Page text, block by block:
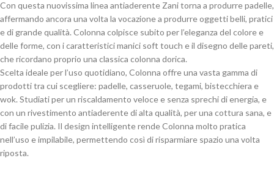
Con questa nuovissima linea antiaderente Zani torna a produrre padelle,
affermando ancora una volta la vocazione a produrre oggetti belli, pratici
e di grande qualità. Colonna colpisce subito per l’eleganza del colore e
delle forme, con i caratteristici manici soft touch e il disegno delle pareti,
che ricordano proprio una classica colonna dorica.
Scelta ideale per l’uso quotidiano, Colonna offre una vasta gamma di
prodotti tra cui scegliere: padelle, casseruole, tegami, bistecchiera e
wok. Studiati per un riscaldamento veloce e senza sprechi di energia, e
con un rivestimento antiaderente di alta qualità, per una cottura sana, e
di facile pulizia. Il design intelligente rende Colonna molto pratica
nell’uso e impilabile, permettendo così di risparmiare spazio una volta
riposta.